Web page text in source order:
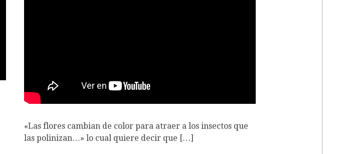
«Las flores cambian de color para atraer a los insectos que
las polinizan…» lo cual quiere decir que […]